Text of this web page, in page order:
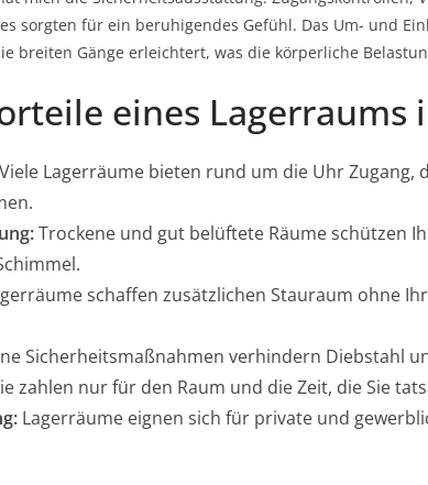
sorgten für ein beruhigendes Gefühl. Das Um- und
breiten Gänge erleichtert, was die körperliche
eines Lagerraums
Viele Lagerräume bieten rund um die Uhr Zugang,
Trockene und gut belüftete Räume schützen
schaffen zusätzlichen Stauraum ohne
Sicherheitsmaßnahmen verhindern Diebstahl
zahlen nur für den Raum und die Zeit, die Sie
Lagerräume eignen sich für private und